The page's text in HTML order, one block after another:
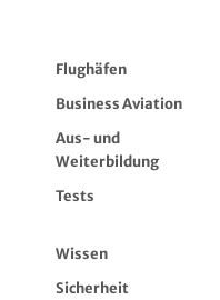
Flughäfen
Business Aviation
Aus- und
Weiterbildung
Tests
Wissen
Sicherheit